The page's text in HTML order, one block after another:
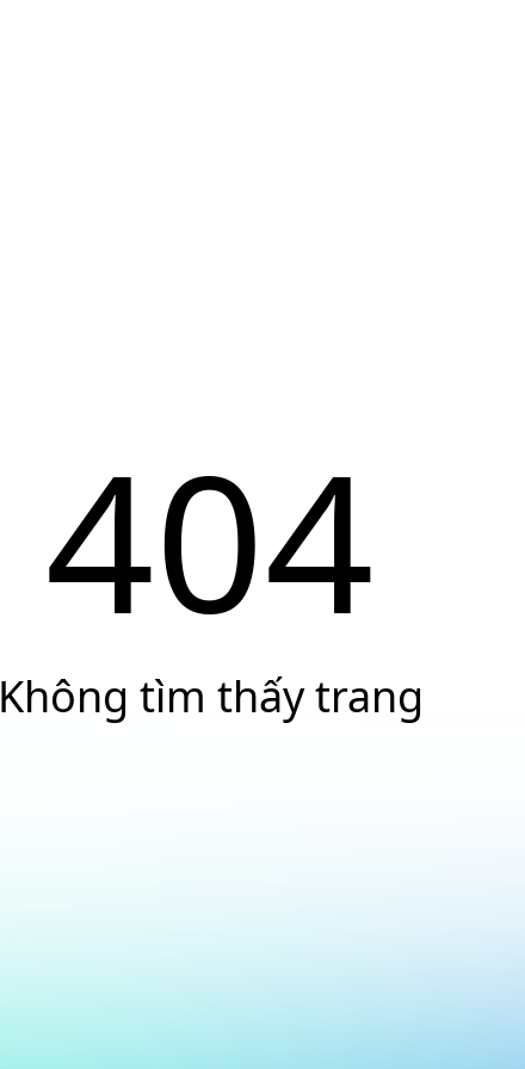
404
Không tìm thấy trang